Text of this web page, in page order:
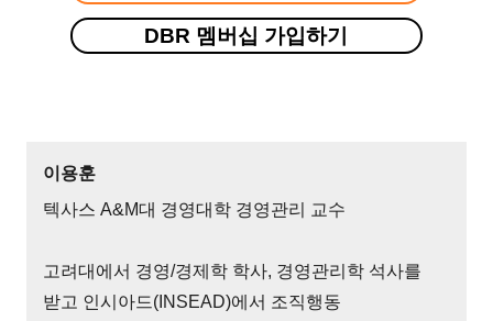
DBR 멤버십 가입하기
이용훈
텍사스 A&M대 경영대학 경영관리 교수
고려대에서 경영/경제학 학사, 경영관리학 석사를
받고 인시아드(INSEAD)에서 조직행동